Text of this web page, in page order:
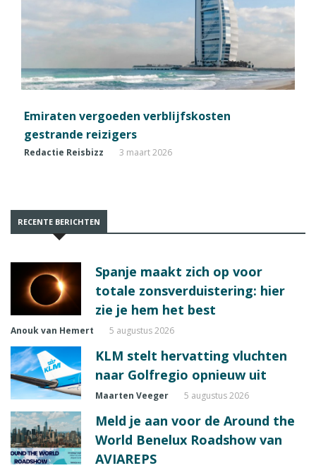
Emiraten vergoeden verblijfskosten
gestrande reizigers
Redactie Reisbizz 3 maart 2026
RECENTE BERICHTEN
Spanje maakt zich op voor
totale zonsverduistering: hier
zie je hem het best
Anouk van Hemert 5 augustus 2026
KLM stelt hervatting vluchten
naar Golfregio opnieuw uit
Maarten Veeger 5 augustus 2026
Meld je aan voor de Around the
World Benelux Roadshow van
AVIAREPS